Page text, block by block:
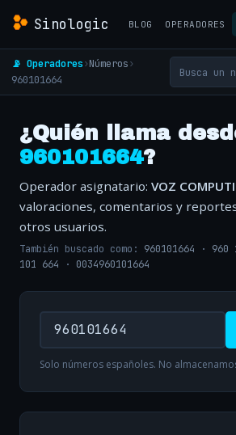
Sinologic BLOG OPERADORES
📡 Operadores›Números›
960101664
¿Quién llama
960101664?
Operador asignatario: VOZ
valoraciones, comentarios y
otros usuarios.
También buscado como: 960101664 · 960
101 664 · 0034960101664
Solo números españoles. No